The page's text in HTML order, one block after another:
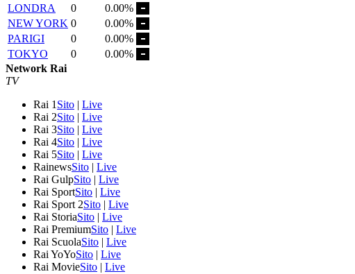
LONDRA
0
0.00%
NEW YORK 0
0.00%
PARIGI
0
0.00%
TOKYO
0
0.00%
Network Rai
TV
Rai 1 Sito | Live
Rai 2Sito | Live
Rai 3Sito | Live
Rai 4Sito | Live
Rai 5Sito | Live
RainewsSito | Live
Rai GulpSito | Live
Rai SportSito | Live
Rai Sport 2Sito | Live
Rai StoriaSito | Live
Rai PremiumSito | Live
Rai ScuolaSito | Live
Rai YoYoSito | Live
Rai MovieSito | Live